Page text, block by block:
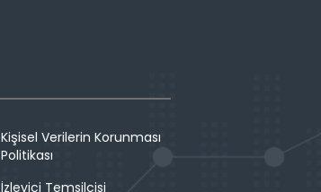
Kişisel Verilerin Korunması
Politikası
İzleyici Temsilcisi